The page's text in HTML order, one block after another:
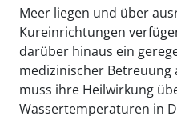
Meer liegen und über
Kureinrichtungen
darüber hinaus ein
medizinischer Betreuung
muss ihre Heilwirkung
Wassertemperaturen in